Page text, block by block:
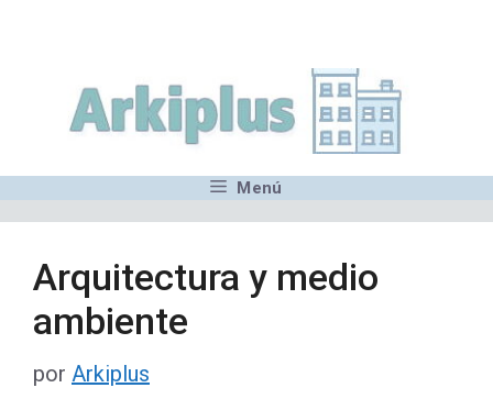
contenido
Menú
Arquitectura y medio
ambiente
por Arkiplus